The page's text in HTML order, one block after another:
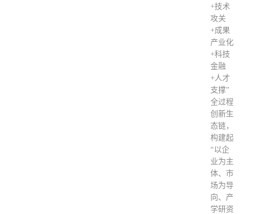
+技术
攻关
+成果
产业化
+科技
金融
+人才
支撑”
全过程
创新生
态链，
构建起
“以企
业为主
体、市
场为导
向、产
学研资